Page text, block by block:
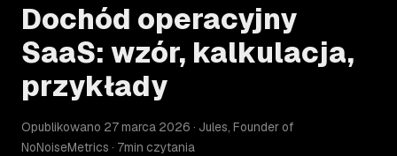
Dochód operacyjny
SaaS: wzór, kalkulacja,
przykłady
Opublikowano 27 marca 2026 · Jules, Founder of
NoNoiseMetrics · 7min czytania